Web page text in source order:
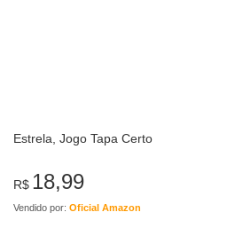
Estrela, Jogo Tapa Certo
R$ 18,99
Vendido por: Oficial Amazon